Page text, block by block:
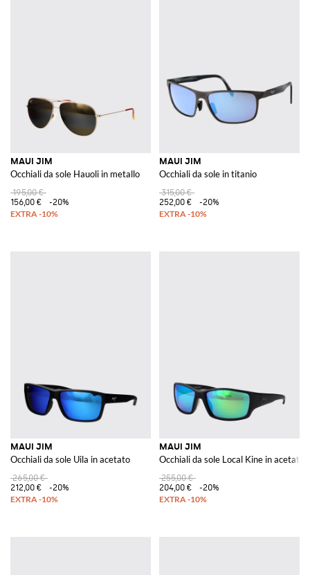
MAUI JIM
Occhiali da sole Hauoli in metallo
195,00 €
156,00 €
-20%
MAUI JIM
Occhiali da sole in titanio
315,00 €
252,00 €
-20%
MAUI JIM
Occhiali da sole Uila in acetato
265,00 €
212,00 €
-20%
MAUI JIM
Occhiali da sole Local Kine in acetato
255,00 €
204,00 €
-20%